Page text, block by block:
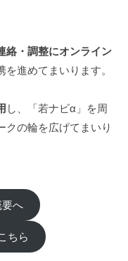
絡・調整にオンライン
進めてまいります。
し、「若ナビα」を周
クの輪を広げてまいり
要へ
ちら